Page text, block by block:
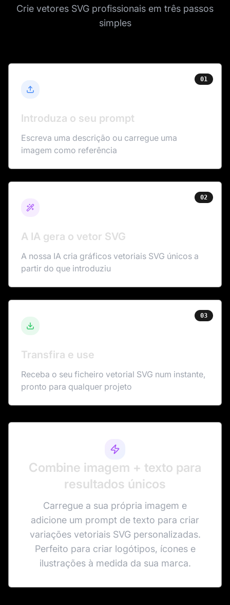
Crie vetores SVG profissionais em três passos
simples
01
Introduza o seu prompt
Escreva uma descrição ou carregue uma
imagem como referência
02
A IA gera o vetor SVG
A nossa IA cria gráficos vetoriais SVG únicos a
partir do que introduziu
03
Transfira e use
Receba o seu ficheiro vetorial SVG num instante,
pronto para qualquer projeto
Combine imagem + texto para
resultados únicos
Carregue a sua própria imagem e
adicione um prompt de texto para criar
variações vetoriais SVG personalizadas.
Perfeito para criar logótipos, ícones e
ilustrações à medida da sua marca.